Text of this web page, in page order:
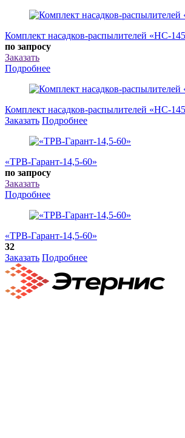
Комплект насадков-распылителей «НС-
по запросу
Заказать
Подробнее
Комплект насадков-распылителей «НС-
Заказать Подробнее
«ТРВ-Гарант-14,5-60»
по запросу
Заказать
Подробнее
«ТРВ-Гарант-14,5-60»
32
Заказать Подробнее